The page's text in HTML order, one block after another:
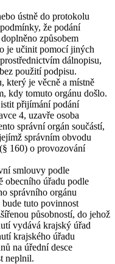
ústně do protokolu
že podání
způsobem
je učinit pomocí jiných
dálnopisu,
použití podpisu.
který je věcně a místně
kdy tomuto orgánu došlo.
přijímání podání
4, uzavře osoba
správní orgán součástí,
správním obvodu
160) o provozování
smlouvy podle
obecního úřadu podle
správního orgánu
tuto povinnost
působností, do jehož
vydává krajský úřad
krajského úřadu
na úřední desce
neplnil.